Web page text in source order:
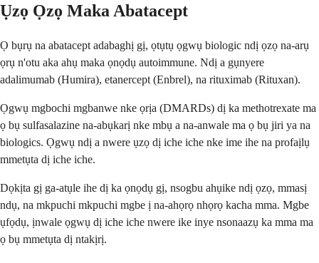
Ụzọ Ọzọ Maka Abatacept
Ọ bụrụ na abatacept adabaghị gị, ọtụtụ ọgwụ biologic ndị ọzọ na-arụ
ọrụ n'otu aka ahụ maka ọnọdụ autoimmune. Ndị a gụnyere
adalimumab (Humira), etanercept (Enbrel), na rituximab (Rituxan).
Ọgwụ mgbochi mgbanwe nke ọrịa (DMARDs) dị ka methotrexate ma
ọ bụ sulfasalazine na-abụkarị nke mbụ a na-anwale ma ọ bụ jiri ya na
biologics. Ọgwụ ndị a nwere ụzọ dị iche iche nke ime ihe na profaịlụ
mmetụta dị iche iche.
Dọkịta gị ga-atụle ihe dị ka ọnọdụ gị, nsogbu ahụike ndị ọzọ, mmasị
ndụ, na mkpuchi mkpuchi mgbe ị na-ahọrọ nhọrọ kacha mma. Mgbe
ụfọdụ, ịnwale ọgwụ dị iche iche nwere ike inye nsonaazụ ka mma ma
ọ bụ mmetụta dị ntakịrị.